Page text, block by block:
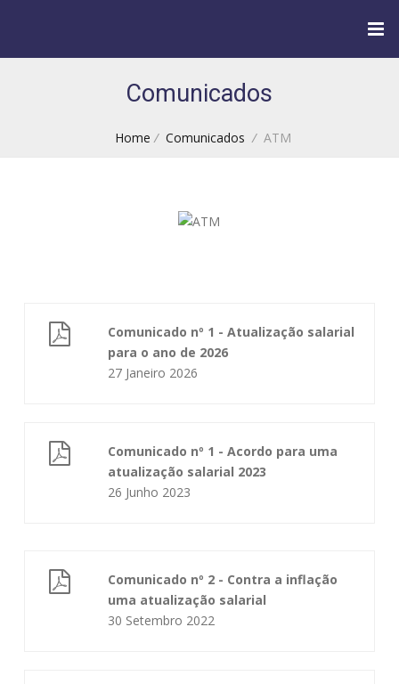
Comunicados
Home / Comunicados /ATM
Comunicado nº 1 - Atualização salarial
para o ano de 2026
27 Janeiro 2026
Comunicado nº 1 - Acordo para uma
atualização salarial 2023
26 Junho 2023
Comunicado nº 2 - Contra a inflação
uma atualização salarial
30 Setembro 2022